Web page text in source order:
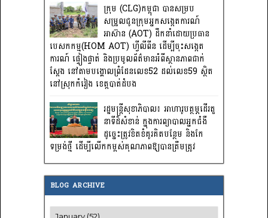
ក្រុម (CLG)កម្ពុជា បានសម្រប
សម្រួលជូនក្រុមអ្នកសង្កេតការណ៍
អាស៊ាន (AOT) ដឹកនាំដោយប្រធាន
បេសកកម្ម(HOM AOT) ហ្វីលីពីន ដើម្បីចុះសង្កេត
ការណ៍ ផ្ទៀងផ្ទាត់ និងប្រមូលព័ត៌មានអំពីស្ថានភាពជាក់
ស្តែង នៅតាមបង្គោលព្រំដែនលេខ52 ដល់លេខ59 ស្ថិត
នៅស្រុកកំរៀង ខេត្តបាត់ដំបង
រដ្ឋមន្រ្តីសុខាភិបាល៖ អាហារូបត្ថម្ភដើរតួ
នាទីដ៏សំខាន់ ក្នុងការព្យាបាលអ្នកជំងឺ
ដូច្នេះត្រូវខិតខំគូរគិតបន្ថែម និងកែ
ទម្រង់ថ្មី ដើម្បីលើកកម្ពស់គុណភាពឱ្យបានត្រឹមត្រូវ
BLOG ARCHIVE